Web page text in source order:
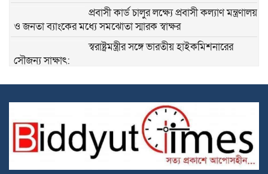
প্রবাসী কার্ড চালুর লক্ষ্যে প্রবাসী কল্যাণ মন্ত্রণালয়
ও জনতা ব্যাংকের মধ্যে সমঝোতা স্মারক স্বাক্ষর
স্বরাষ্ট্রমন্ত্রীর সঙ্গে ভারতীয় হাইকমিশনারের
সৌজন্য সাক্ষাৎ:
গতকাল ঢাকায় এসেছেন ভারতের গোয়েন্দা
সংস্থা ‘র’ এর প্রধান পরাগ জৈন